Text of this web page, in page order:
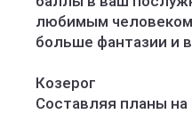
любимым
больше фантазии и
Козерог
Составляя планы